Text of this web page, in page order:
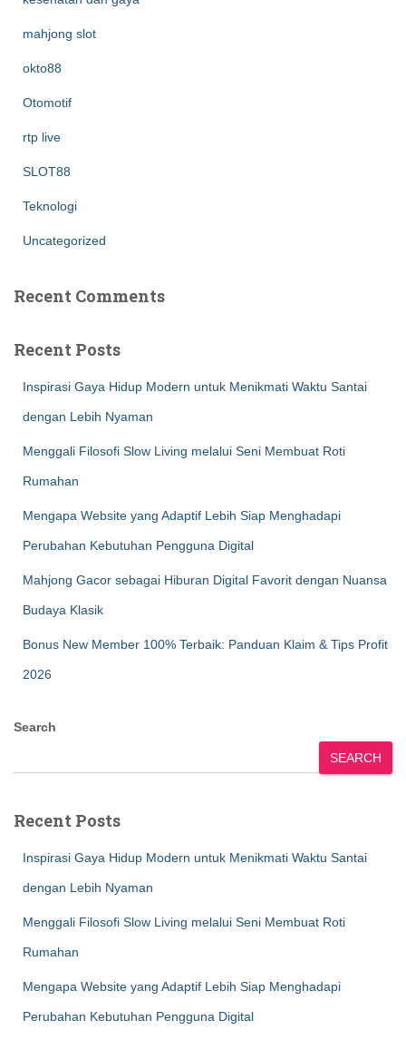
mahjong slot
okto88
Otomotif
rtp live
SLOT88
Teknologi
Uncategorized
Recent Comments
Recent Posts
Inspirasi Gaya Hidup Modern untuk Menikmati Waktu Santai
dengan Lebih Nyaman
Menggali Filosofi Slow Living melalui Seni Membuat Roti
Rumahan
Mengapa Website yang Adaptif Lebih Siap Menghadapi
Perubahan Kebutuhan Pengguna Digital
Mahjong Gacor sebagai Hiburan Digital Favorit dengan Nuansa
Budaya Klasik
Bonus New Member 100% Terbaik: Panduan Klaim & Tips Profit
2026
Search
SEARCH
Recent Posts
Inspirasi Gaya Hidup Modern untuk Menikmati Waktu Santai
dengan Lebih Nyaman
Menggali Filosofi Slow Living melalui Seni Membuat Roti
Rumahan
Mengapa Website yang Adaptif Lebih Siap Menghadapi
Perubahan Kebutuhan Pengguna Digital